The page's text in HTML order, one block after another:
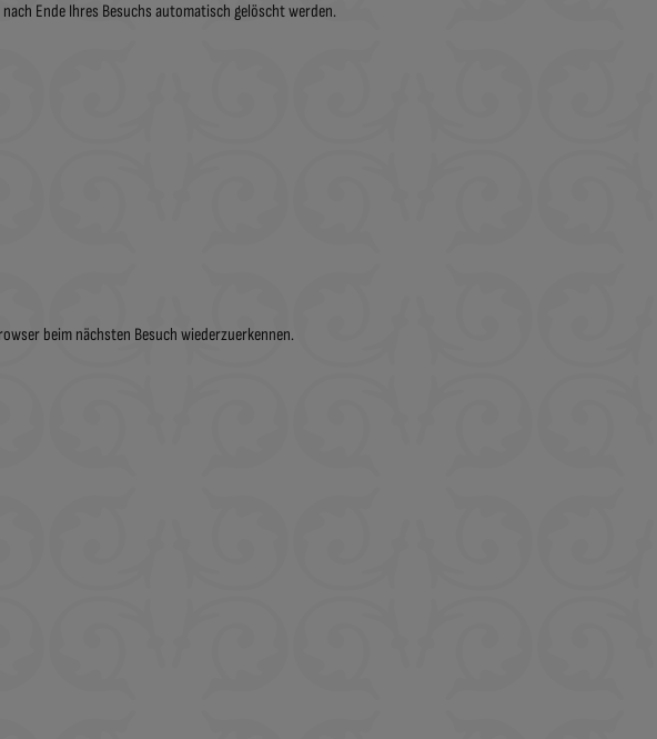
Ende Ihres Besuchs automatisch gelöscht werden.
beim nächsten Besuch wiederzuerkennen.